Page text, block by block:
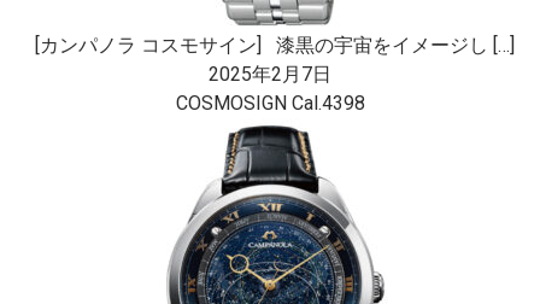
[カンパノラ コスモサイン] 漆黒の宇宙をイメージし […]
2025年2月7日
COSMOSIGN Cal.4398